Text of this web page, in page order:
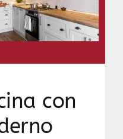
con